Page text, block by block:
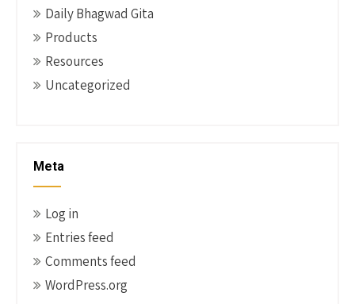
Daily Bhagwad Gita
Products
Resources
Uncategorized
Meta
Log in
Entries feed
Comments feed
WordPress.org